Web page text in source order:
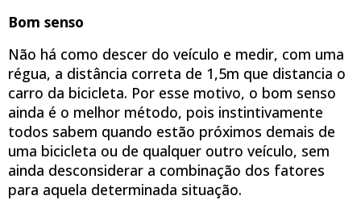
Bom senso
Não há como descer do veículo e medir, com uma
régua, a distância correta de 1,5m que distancia o
carro da bicicleta. Por esse motivo, o bom senso
ainda é o melhor método, pois instintivamente
todos sabem quando estão próximos demais de
uma bicicleta ou de qualquer outro veículo, sem
ainda desconsiderar a combinação dos fatores
para aquela determinada situação.